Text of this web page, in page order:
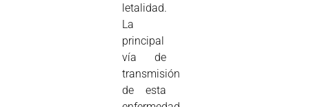
letalidad.
La
principal
vía de
transmisión
de esta